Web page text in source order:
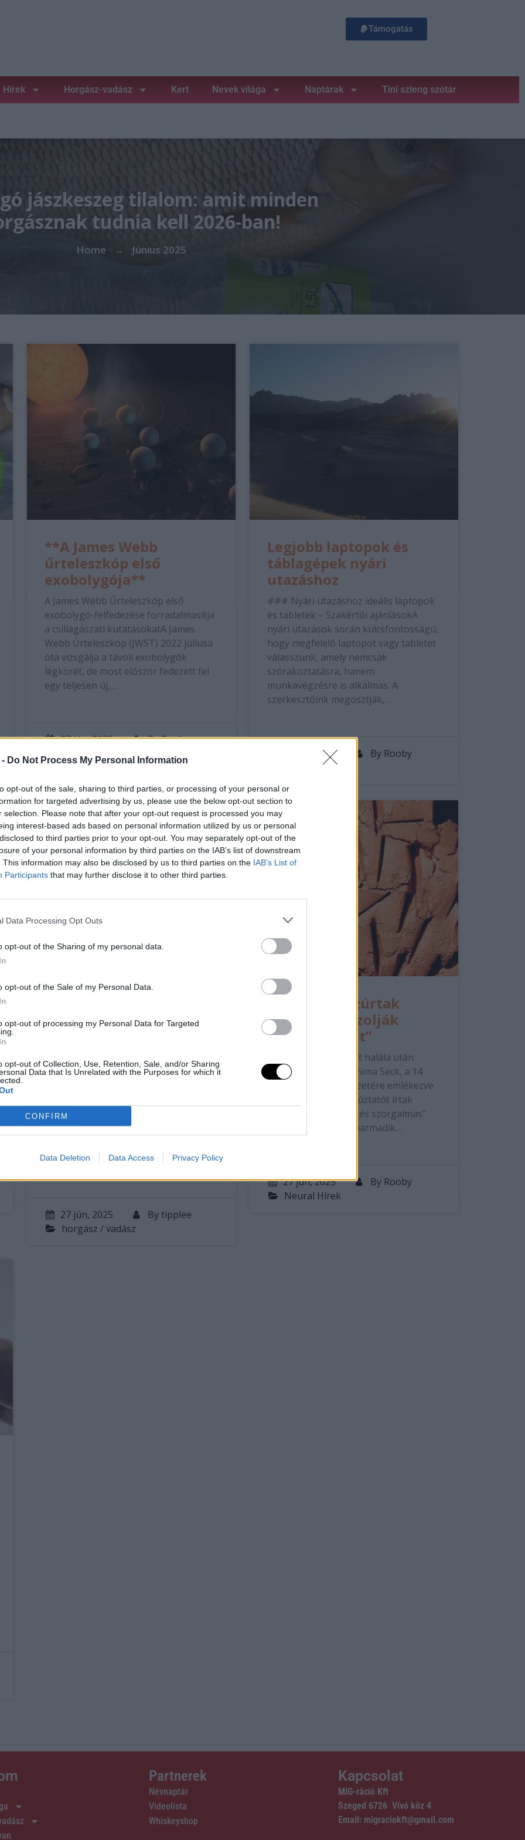
Do Not Process My Personal Information
opt-out of the sale, sharing to third parties, or processing of your personal or
for targeted advertising by us, please use the below opt-out section to
selection. Please note that after your opt-out request is processed you may
interest-based ads based on personal information utilized by us or personal
to third parties prior to your opt-out. You may separately opt-out of the
of your personal information by third parties on the IAB’s list of downstream
This information may also be disclosed by us to third parties on the IAB’s List of
Participants that may further disclose it to other third parties.
Data Processing Opt Outs
opt-out of the Sharing of my personal data.
opt-out of the Sale of my Personal Data.
opt-out of processing my Personal Data for Targeted
opt-out of Collection, Use, Retention, Sale, and/or Sharing
Data that Is Unrelated with the Purposes for which it
CONFIRM
Data Deletion Data Access Privacy Policy
Támogatás
Hírek Horgász-vadász Kert Nevek világa Naptárak Tini szleng szótár
jászkeszeg tilalom: amit minden
tudnia kell 2026-ban!
Home → Június 2025
**A James Webb
űrteleszkóp első
exobolygója**
A James Webb Űrteleszkóp első
exobolygó-felfedezése forradalmasítja
a csillagászati kutatásokatA James
Webb Űrteleszkóp (JWST) 2022 júliusa
óta vizsgálja a távoli exobolygók
légkörét, de most először fedezett fel
egy teljesen új,…
27 jún, 2025 ByRooby
Neural Hírek
Legjobb laptopok és
táblagépek nyári
utazáshoz
### Nyári utazáshoz ideális laptopok
és tabletek – Szakértői ajánlásokA
nyári utazások során kulcsfontosságú,
hogy megfelelő laptopot vagy tabletet
válasszunk, amely nemcsak
szórakoztatásra, hanem
munkavégzésre is alkalmas. A
szerkesztőink megosztják,…
27 jún, 2025 By Rooby
Neural Hírek
állítsd össze a tökéletes
segítségével
néz ki egy ideális bivak felszerelés, és
hogy a felfújható matrac miért vált a
hosszú horgásztúrák egyik
horgászat sajátosságai – több…
27 jún, 2025 By tipplee
horgász / vadász
“Fiatal fiút szúrtak
halálra: gyászolják
szerető fiukat”
### 14 éves fiú szúrt halála után
gyászol a családIbrahima Seck, a 14
éves fiú szörnyű végzetére emlékezve
szülei megható búcsúztatót írtak
„vicces, gondoskodó és szorgalmas”
fiukról, miközben a harmadik…
27 jún, 2025 By Rooby
Neural Hírek
Partnerek
Névnaptár
Videolista
Whiskeyshop
Kapcsolat
MIG-ráció Kft
Szeged 6726 Vívó köz 4
Email: migraciokft@gmail.com